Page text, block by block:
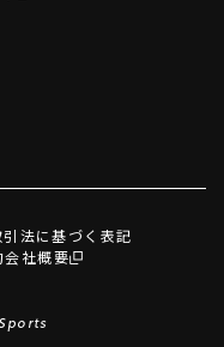
法に基づく表記
会社概要